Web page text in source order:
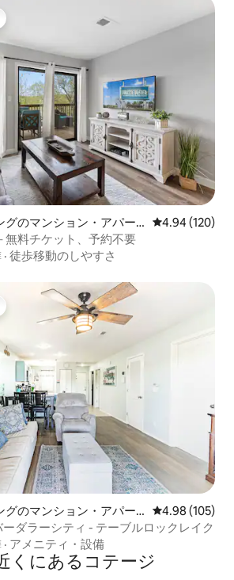
イスです。
グのマンション・アパー
レビュー120
4.94 (120)
無料チケット、予約不要
· 徒歩移動のしやすさ
イスです。
グのマンション・アパー
レビュー105
4.98 (105)
ダラーシティ - テーブルロックレイク
· アメニティ・設備
くにあるコテージ